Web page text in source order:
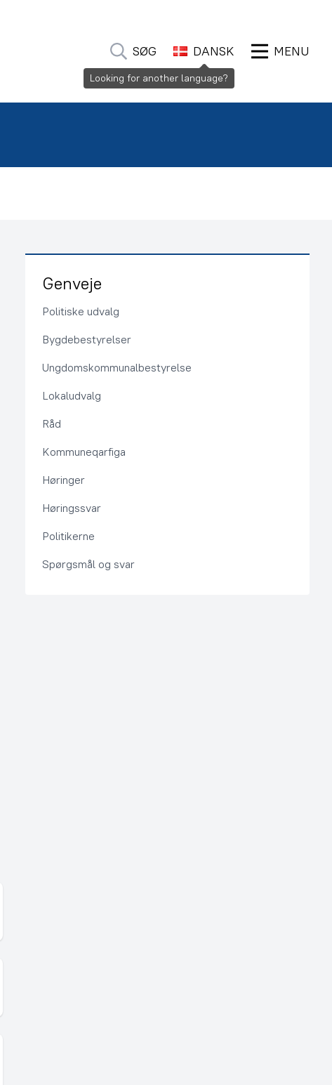
SØG DANSK MENU
Genveje
Politiske udvalg
Bygdebestyrelser
Ungdomskommunalbestyrelse
Lokaludvalg
Råd
Kommuneqarfiga
Høringer
Høringssvar
Politikerne
Spørgsmål og svar
Looking for another language?